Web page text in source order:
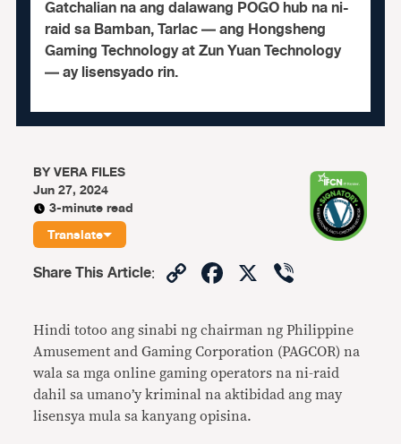
Gatchalian na ang dalawang POGO hub na ni-
raid sa Bamban, Tarlac — ang Hongsheng
Gaming Technology at Zun Yuan Technology
— ay lisensyado rin.
BYVERA FILES
Jun 27, 2024
3-minute read
Translate
Share This Article: CopyFacebook
X
Hindi totoo ang sinabi ng chairman ng Philippine
Amusement and Gaming Corporation (PAGCOR) na
wala sa mga online gaming operators na ni-raid
dahil sa umano’y kriminal na aktibidad ang may
lisensya mula sa kanyang opisina.